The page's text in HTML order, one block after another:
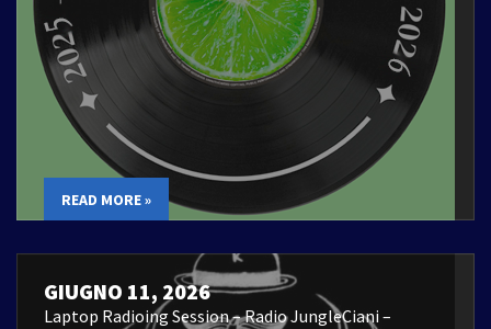
READ MORE »
GIUGNO 11, 2026
Laptop Radioing Session – Radio JungleCiani –